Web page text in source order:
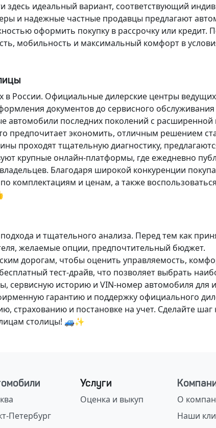
здесь идеальный вариант, соответствующий
и надежные частные продавцы предлагают
оформить покупку в рассрочку или кредит.
мобильность и максимальный комфорт в
России. Официальные дилерские центры
документов до сервисного обслуживания
автомобили последних поколений с расширенной
предпочитает экономить, отличным решением
проходят тщательную диагностику,
крупные онлайн-платформы, где ежедневно
Благодаря широкой конкуренции
комплектациям и ценам, а также воспользоваться
и тщательного анализа. Перед тем как
желаемые опции, предпочтительный бюджет.
дорогам, чтобы оценить управляемость,
тест-драйв, что позволяет выбрать
сервисную историю и VIN-номер автомобиля для
гарантию и поддержку официального
страхованию и постановке на учет. Сделайте шаг
столицы! 🚙✨
Петербург
Услуги
Оценка и выкуп
О
Наши